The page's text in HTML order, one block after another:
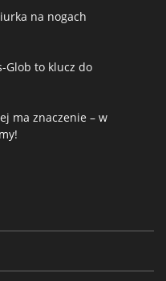
na nogach
Glob to klucz do
ma znaczenie – w